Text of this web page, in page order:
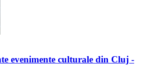
evenimente culturale din Cluj -